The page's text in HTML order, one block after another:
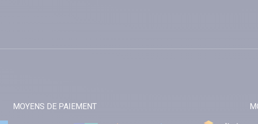
MOYENS DE PAIEMENT